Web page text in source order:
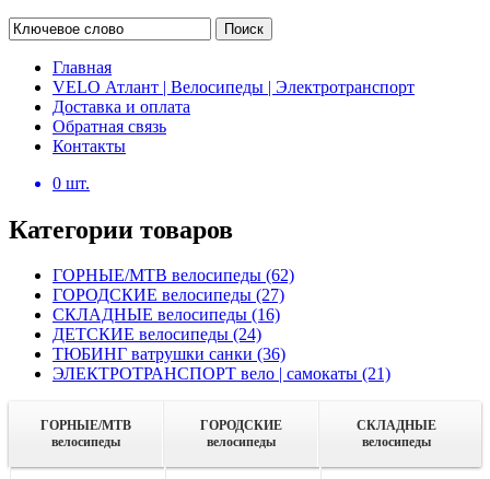
Поиск
Главная
VELO Атлант | Велосипеды | Электротранспорт
Доставка и оплата
Обратная связь
Контакты
0 шт.
Категории товаров
ГОРНЫЕ/MTB велосипеды (62)
ГОРОДСКИЕ велосипеды (27)
СКЛАДНЫЕ велосипеды (16)
ДЕТСКИЕ велосипеды (24)
ТЮБИНГ ватрушки санки (36)
ЭЛЕКТРОТРАНСПОРТ вело | самокаты (21)
ГОРНЫЕ/MTB
велосипеды
ГОРОДСКИЕ
велосипеды
СКЛАДНЫЕ
велосипеды